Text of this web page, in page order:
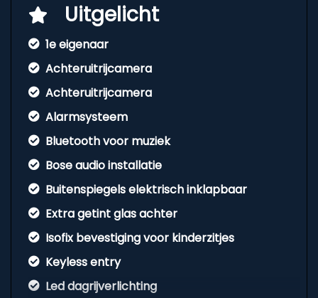
Uitgelicht
1e eigenaar
Achteruitrijcamera
Achteruitrijcamera
Alarmsysteem
Bluetooth voor muziek
Bose audio installatie
Buitenspiegels elektrisch inklapbaar
Extra getint glas achter
Isofix bevestiging voor kinderzitjes
Keyless entry
Led dagrijverlichting